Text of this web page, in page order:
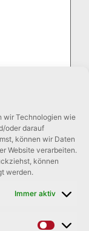
wir Technologien wie
oder darauf
können wir Daten
Website verarbeiten.
können
werden.
Immer aktiv
16:30 Uhr
Uhr